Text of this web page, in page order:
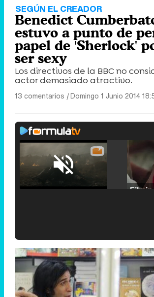
SEGÚN EL CREADOR
Benedict
estuvo a punto de
papel de 'Sherlock'
ser sexy
Los directivos de la BBC no
actor demasiado atractivo.
13 comentarios |Domingo 1 Junio 2014
/
Loaded:
29.30%